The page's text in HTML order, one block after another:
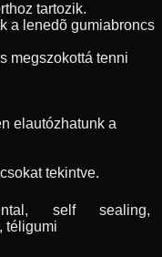
tartozik.
a lenedõ gumiabroncs
megszokottá tenni
elautózhatunk a
tekintve.